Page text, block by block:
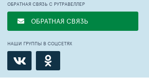
ОБРАТНАЯ СВЯЗЬ С РУТРАВЕЛЛЕР
ОБРАТНАЯ СВЯЗЬ
НАШИ ГРУППЫ В СОЦСЕТЯХ